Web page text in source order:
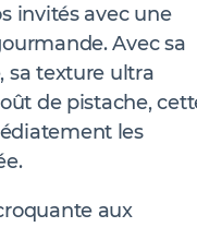
invités avec une
Avec sa
sa texture ultra
de pistache,
les
aux